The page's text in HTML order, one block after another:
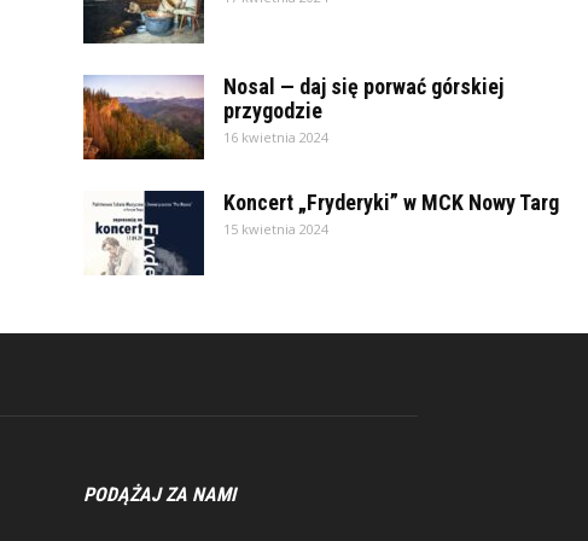
Nosal — daj się porwać górskiej
przygodzie
16 kwietnia 2024
Koncert „Fryderyki” w MCK Nowy Targ
15 kwietnia 2024
PODĄŻAJ ZA NAMI